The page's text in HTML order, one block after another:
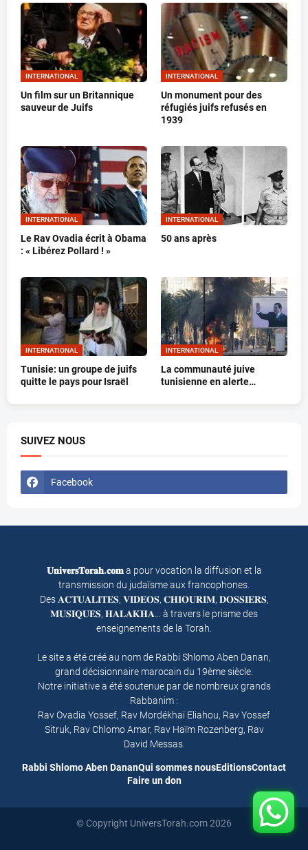
INTERNATIONAL
Un film sur un Britannique
sauveur de Juifs
INTERNATIONAL
Un monument pour des
réfugiés juifs refusés en
1939
INTERNATIONAL
Le Rav Ovadia écrit à Obama
: « Libérez Pollard ! »
INTERNATIONAL
50 ans après
INTERNATIONAL
Tunisie: un groupe de juifs
quitte le pays pour Israël
INTERNATIONAL
La communauté juive
tunisienne en alerte…
SUIVEZ NOUS
Facebook
𝐔𝐧𝐢𝐯𝐞𝐫𝐬𝐓𝐨𝐫𝐚𝐡.𝐜𝐨𝐦a pour vocation la diffusion et la
transmission du judaïsme aux francophones.
Des 𝐀𝐂𝐓𝐔𝐀𝐋𝐈𝐓𝐄𝐒, 𝐕𝐈𝐃𝐄𝐎𝐒, 𝐂𝐇𝐈𝐎𝐔𝐑𝐈𝐌, 𝐃𝐎𝐒𝐒𝐈𝐄𝐑𝐒,
𝐌𝐔𝐒𝐈𝐐𝐔𝐄𝐒, 𝐇𝐀𝐋𝐀𝐊𝐇𝐀… à travers le prisme des
enseignements de la Torah.
Le site a été créé au nom de Rabbi Shlomo Aben Danan,
grand décisionnaire marocain du 19ème siècle.
Notre initiative a été soutenue par de nombreux grands
Rabbanim :
Rav Ovadia Yossef, Rav Mordékhaï Eliahou, Rav Yossef
Sitruk, Rav Chlomo Amar, Rav Haïm Rozenberg, Rav
David Messas.
Rabbi Shlomo Aben DananQui sommes nousEditionsContact
Faire un don
© Copyright UniversTorah.com 2026